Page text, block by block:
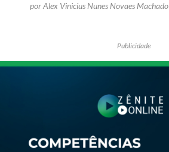
por Alex Vinicius Nunes Novaes Machado
Publicidade